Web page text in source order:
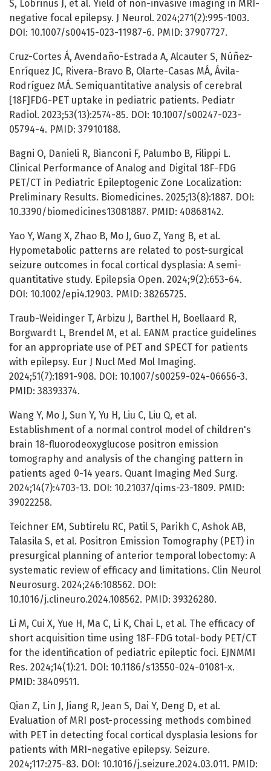
S, Lobrinus J, et al. Yield of non-invasive imaging in MRI-
negative focal epilepsy. J Neurol. 2024;271(2):995-1003.
DOI: 10.1007/s00415-023-11987-6. PMID: 37907727.
Cruz-Cortes Á, Avendaño-Estrada A, Alcauter S, Núñez-
Enríquez JC, Rivera-Bravo B, Olarte-Casas MÁ, Ávila-
Rodríguez MÁ. Semiquantitative analysis of cerebral
[18F]FDG-PET uptake in pediatric patients. Pediatr
Radiol. 2023;53(13):2574-85. DOI: 10.1007/s00247-023-
05794-4. PMID: 37910188.
Bagni O, Danieli R, Bianconi F, Palumbo B, Filippi L.
Clinical Performance of Analog and Digital 18F-FDG
PET/CT in Pediatric Epileptogenic Zone Localization:
Preliminary Results. Biomedicines. 2025;13(8):1887. DOI:
10.3390/biomedicines13081887. PMID: 40868142.
Yao Y, Wang X, Zhao B, Mo J, Guo Z, Yang B, et al.
Hypometabolic patterns are related to post-surgical
seizure outcomes in focal cortical dysplasia: A semi-
quantitative study. Epilepsia Open. 2024;9(2):653-64.
DOI: 10.1002/epi4.12903. PMID: 38265725.
Traub-Weidinger T, Arbizu J, Barthel H, Boellaard R,
Borgwardt L, Brendel M, et al. EANM practice guidelines
for an appropriate use of PET and SPECT for patients
with epilepsy. Eur J Nucl Med Mol Imaging.
2024;51(7):1891-908. DOI: 10.1007/s00259-024-06656-3.
PMID: 38393374.
Wang Y, Mo J, Sun Y, Yu H, Liu C, Liu Q, et al.
Establishment of a normal control model of children's
brain 18-fluorodeoxyglucose positron emission
tomography and analysis of the changing pattern in
patients aged 0-14 years. Quant Imaging Med Surg.
2024;14(7):4703-13. DOI: 10.21037/qims-23-1809. PMID:
39022258.
Teichner EM, Subtirelu RC, Patil S, Parikh C, Ashok AB,
Talasila S, et al. Positron Emission Tomography (PET) in
presurgical planning of anterior temporal lobectomy: A
systematic review of efficacy and limitations. Clin Neurol
Neurosurg. 2024;246:108562. DOI:
10.1016/j.clineuro.2024.108562. PMID: 39326280.
Li M, Cui X, Yue H, Ma C, Li K, Chai L, et al. The efficacy of
short acquisition time using 18F-FDG total-body PET/CT
for the identification of pediatric epileptic foci. EJNMMI
Res. 2024;14(1):21. DOI: 10.1186/s13550-024-01081-x.
PMID: 38409511.
Qian Z, Lin J, Jiang R, Jean S, Dai Y, Deng D, et al.
Evaluation of MRI post-processing methods combined
with PET in detecting focal cortical dysplasia lesions for
patients with MRI-negative epilepsy. Seizure.
2024;117:275-83. DOI: 10.1016/j.seizure.2024.03.011. PMID: